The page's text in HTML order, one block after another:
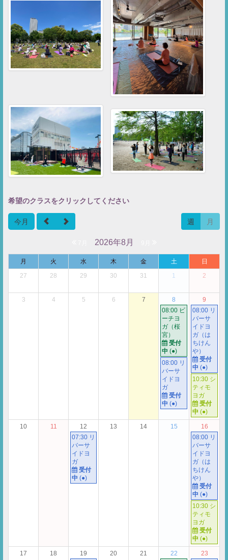
希望のクラスをクリックしてください
今月
2026年8月
週 月
月 火 水 木 金 土
日
27
28 29 30 31 1 2
3 4 5 6 7
8
08:00 ビ
ーチヨ
ガ（桜
宮）
受付
中 (●)
08:00 リ
バーサ
イドヨ
ガ
受付
中 (●)
9
08:00 リ
バーサ
イドヨ
ガ（は
ちけん
や）
受付
中 (●)
10:30 シ
ティモ
ヨガ
受付
中 (●)
10 11
12
07:30 リ
バーサ
イドヨ
ガ
受付
中 (●)
13 14 15
16
08:00 リ
バーサ
イドヨ
ガ（は
ちけん
や）
受付
中 (●)
10:30 シ
ティモ
ヨガ
受付
中 (●)
17 18
19
20 21
22
23